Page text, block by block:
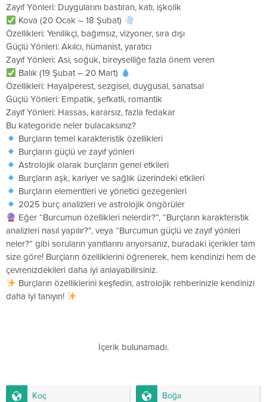
Zayıf Yönleri: Duygularını bastıran, katı, işkolik
Kova (20 Ocak – 18 Şubat)
Özellikleri: Yenilikçi, bağımsız, vizyoner, sıra dışı
Güçlü Yönleri: Akılcı, hümanist, yaratıcı
Zayıf Yönleri: Asi, soğuk, bireyselliğe fazla önem veren
Balık (19 Şubat – 20 Mart)
Özellikleri: Hayalperest, sezgisel, duygusal, sanatsal
Güçlü Yönleri: Empatik, şefkatli, romantik
Zayıf Yönleri: Hassas, kararsız, fazla fedakar
Bu kategoride neler bulacaksınız?
Burçların temel karakteristik özellikleri
Burçların güçlü ve zayıf yönleri
Astrolojik olarak burçların genel etkileri
Burçların aşk, kariyer ve sağlık üzerindeki etkileri
Burçların elementleri ve yönetici gezegenleri
2025 burç analizleri ve astrolojik öngörüler
Eğer “Burcumun özellikleri nelerdir?”, “Burçların karakteristik
analizleri nasıl yapılır?”, veya “Burcumun güçlü ve zayıf yönleri
neler?” gibi soruların yanıtlarını arıyorsanız, buradaki içerikler tam
size göre! Burçların özelliklerini öğrenerek, hem kendinizi hem de
çevrenizdekileri daha iyi anlayabilirsiniz.
Burçların özelliklerini keşfedin, astrolojik rehberinizle kendinizi
daha iyi tanıyın!
İçerik bulunamadı.
Koç Boğa